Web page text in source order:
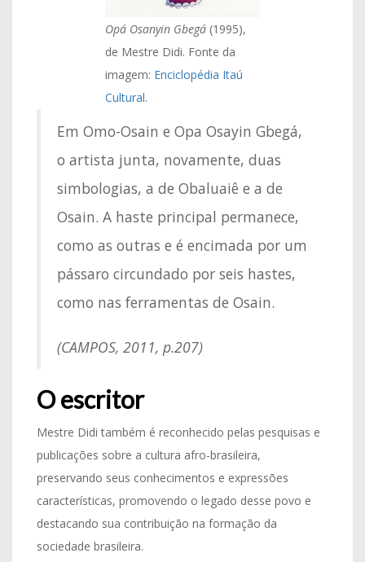
Opá Osanyin Gbegá (1995),
de Mestre Didi. Fonte da
imagem: Enciclopédia Itaú
Cultural.
Em Omo-Osain e Opa Osayin Gbegá,
o artista junta, novamente, duas
simbologias, a de Obaluaiê e a de
Osain. A haste principal permanece,
como as outras e é encimada por um
pássaro circundado por seis hastes,
como nas ferramentas de Osain.
(CAMPOS, 2011, p.207)
O escritor
Mestre Didi também é reconhecido pelas pesquisas e
publicações sobre a cultura afro-brasileira,
preservando seus conhecimentos e expressões
características, promovendo o legado desse povo e
destacando sua contribuição na formação da
sociedade brasileira.